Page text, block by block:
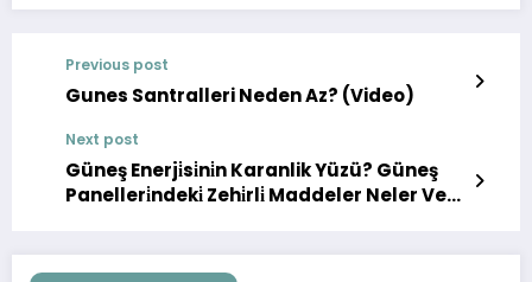
Previous post
Gunes Santralleri Neden Az? (Video)
Next post
Güneş Enerji̇si̇ni̇n Karanlik Yüzü? Güneş
Panelleri̇ndeki̇ Zehi̇rli̇ Maddeler Neler Ve